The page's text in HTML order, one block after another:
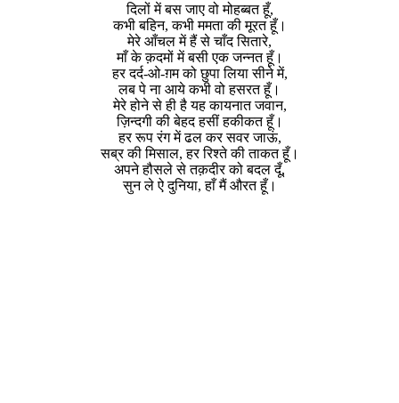
दिलों में बस जाए वो मोहब्बत हूँ,
कभी बहिन, कभी ममता की मूरत हूँ।
मेरे आँचल में हैं से चाँद सितारे,
माँ के क़दमों में बसी एक जन्नत हूँ।
हर दर्द-ओ-ग़म को छुपा लिया सीने में,
लब पे ना आये कभी वो हसरत हूँ।
मेरे होने से ही है यह कायनात जवान,
ज़िन्दगी की बेहद हसीं हकीकत हूँ।
हर रूप रंग में ढल कर सवर जाऊं,
सब्र की मिसाल, हर रिश्ते की ताकत हूँ।
अपने हौसले से तक़दीर को बदल दूँ,
सुन ले ऐ दुनिया, हाँ मैं औरत हूँ।